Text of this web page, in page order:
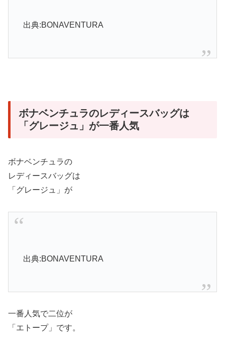
出典:BONAVENTURA
ボナベンチュラのレディースバッグは
「グレージュ」が一番人気
ボナベンチュラの
レディースバッグは
「グレージュ」が
出典:BONAVENTURA
一番人気で二位が
「エトープ」です。